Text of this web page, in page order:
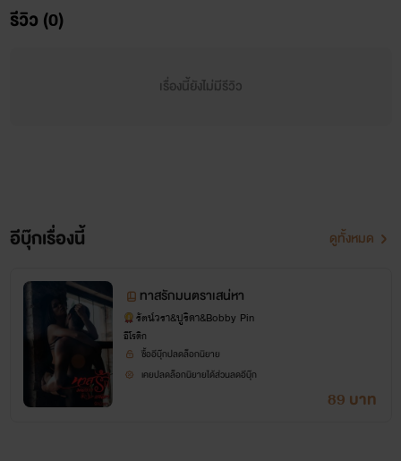
!
เรื่องนี้ผ่านการออกเล่มมาแล้วนะคะ
ขอบคุณค่ะ
ปูณ ปูริดา รัตน์วรา
รีวิว (0)
เรื่องนี้ยังไม่มีรีวิว
อีบุ๊กเรื่องนี้ ดูทั้งหมด
ทาสรักมนตราเสน่หา
รัตน์วรา&ปูริดา&Bobby Pin
อีโรติก
ซื้ออีบุ๊กปลดล็อกนิยาย
เคยปลดล็อกนิยายได้ส่วนลดอีบุ๊ก
89 บาท